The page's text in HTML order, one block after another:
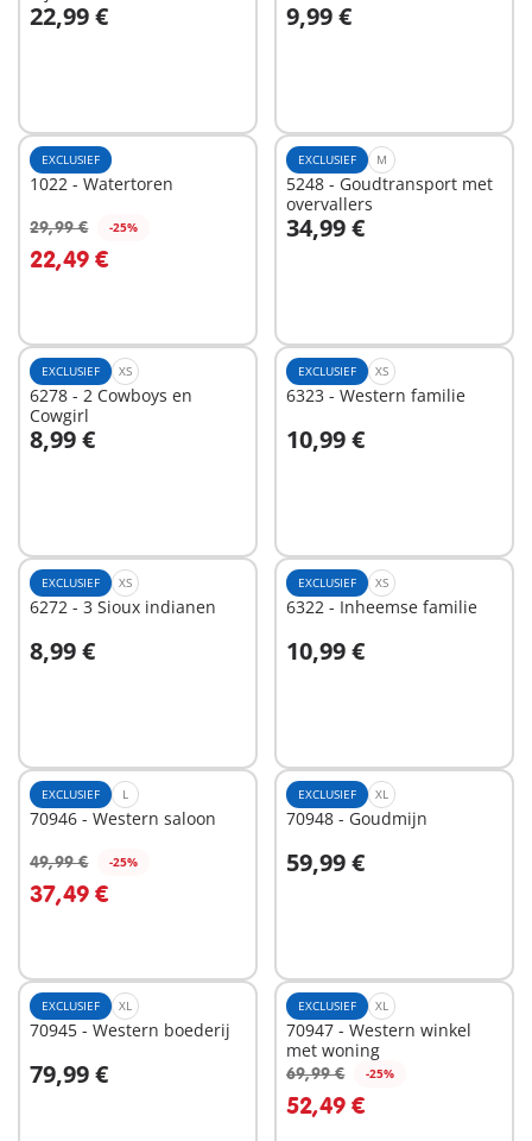
22,99 €
In winkelwagen 9,99 €
In winkelwagen
EXCLUSIEF
1022 - Watertoren
29,99 € -25%
22,49 €
In winkelwagen
EXCLUSIEF M
5248 - Goudtransport met
overvallers
34,99 €
In winkelwagen
EXCLUSIEF XS
6278 - 2 Cowboys en
Cowgirl
8,99 €
In winkelwagen
EXCLUSIEF XS
6323 - Western familie
10,99 €
In winkelwagen
EXCLUSIEF XS
6272 - 3 Sioux indianen
8,99 €
In winkelwagen
EXCLUSIEF XS
6322 - Inheemse familie
10,99 €
In winkelwagen
EXCLUSIEF L
70946 - Western saloon
49,99 € -25%
37,49 €
In winkelwagen
EXCLUSIEF XL
70948 - Goudmijn
59,99 €
In winkelwagen
EXCLUSIEF XL
70945 - Western boederij
79,99 €
In winkelwagen
EXCLUSIEF XL
70947 - Western winkel
met woning
69,99 € -25%
52,49 €
In winkelwagen